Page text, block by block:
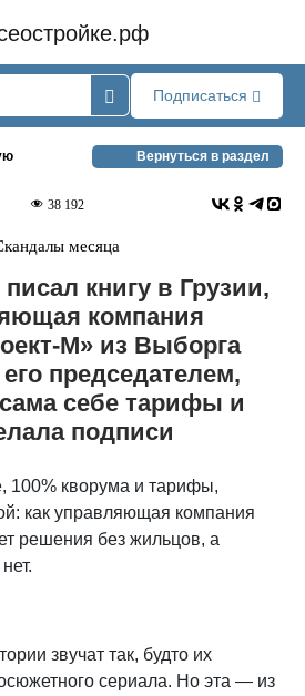
Подписаться
Вернуться в раздел
38 192
месяца
книгу в Грузии,
компания
М» из Выборга
председателем,
себе тарифы и
подписи
100% кворума и тарифы,
как управляющая компания
решения без жильцов, а
звучат так, будто их
сериала. Но эта — из